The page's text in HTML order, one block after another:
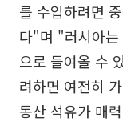
를 수입하려면
다"며 "러시아는
으로 들여올 수
려하면 여전히
동산 석유가 매